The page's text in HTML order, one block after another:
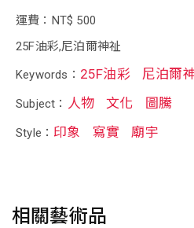
運費：NT$ 500
25F油彩,尼泊爾神祉
Keywords： 25F油彩 尼泊爾
Subject： 人物 文化 圖騰
Style： 印象 寫實 廟宇
相關藝術品